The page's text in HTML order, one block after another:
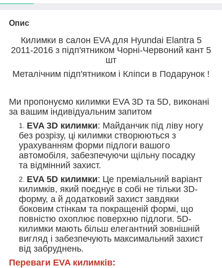
Опис
Килимки в салон EVA для Hyundai Elantra 5
2011-2016 з підп'ятником Чорні-Червоний кант 5
шт
Металічним підп'ятником і Кліпси в Подарунок !
Ми пропонуємо килимки EVA 3D та 5D, виконані
за вашим індивідуальним запитом
EVA 3D килимки: Майданчик під ліву ногу
без розрізу, ці килимки створюються з
урахуванням форми підлоги вашого
автомобіля, забезпечуючи щільну посадку
та відмінний захист.
EVA 5D килимки: Це преміальний варіант
килимків, який поєднує в собі не тільки 3D-
форму, а й додатковий захист завдяки
боковим стінкам та покращеній формі, що
повністю охоплює поверхню підлоги. 5D-
килимки мають більш елегантний зовнішній
вигляд і забезпечують максимальний захист
від забруднень.
Переваги EVA килимків: